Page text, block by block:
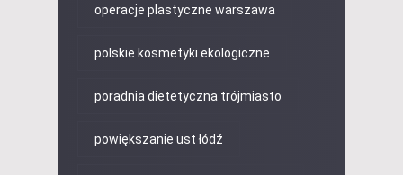
operacje plastyczne warszawa
polskie kosmetyki ekologiczne
poradnia dietetyczna trójmiasto
powiększanie ust łódź